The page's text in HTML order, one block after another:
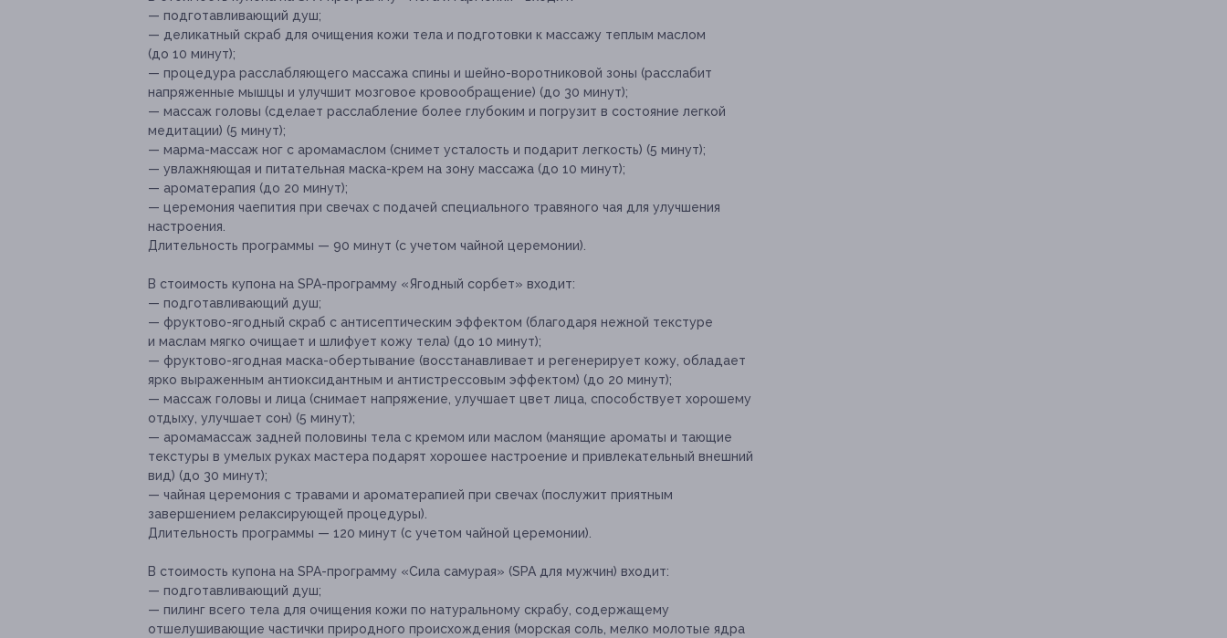
— подготавливающий душ;
— деликатный скраб для очищения кожи тела и подготовки к массажу теплым маслом
(до 10 минут);
— процедура расслабляющего массажа спины и шейно-воротниковой зоны (расслабит
напряженные мышцы и улучшит мозговое кровообращение) (до 30 минут);
— массаж головы (сделает расслабление более глубоким и погрузит в состояние легкой
медитации) (5 минут);
— марма-массаж ног с аромамаслом (снимет усталость и подарит легкость) (5 минут);
— увлажняющая и питательная маска-крем на зону массажа (до 10 минут);
— ароматерапия (до 20 минут);
— церемония чаепития при свечах с подачей специального травяного чая для улучшения
настроения.
Длительность программы — 90 минут (с учетом чайной церемонии).
В стоимость купона на SPA-программу «Ягодный сорбет» входит:
— подготавливающий душ;
— фруктово-ягодный скраб с антисептическим эффектом (благодаря нежной текстуре
и маслам мягко очищает и шлифует кожу тела) (до 10 минут);
— фруктово-ягодная маска-обертывание (восстанавливает и регенерирует кожу, обладает
ярко выраженным антиоксидантным и антистрессовым эффектом) (до 20 минут);
— массаж головы и лица (снимает напряжение, улучшает цвет лица, способствует хорошему
отдыху, улучшает сон) (5 минут);
— аромамассаж задней половины тела с кремом или маслом (манящие ароматы и тающие
текстуры в умелых руках мастера подарят хорошее настроение и привлекательный внешний
вид) (до 30 минут);
— чайная церемония с травами и ароматерапией при свечах (послужит приятным
завершением релаксирующей процедуры).
Длительность программы — 120 минут (с учетом чайной церемонии).
В стоимость купона на SPA-программу «Сила самурая» (SPA для мужчин) входит:
— подготавливающий душ;
— пилинг всего тела для очищения кожи по натуральному скрабу, содержащему
отшелушивающие частички природного происхождения (морская соль, мелко молотые ядра